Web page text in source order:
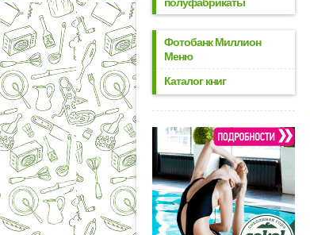
Фотобанк Миллион
Меню
Каталог книг